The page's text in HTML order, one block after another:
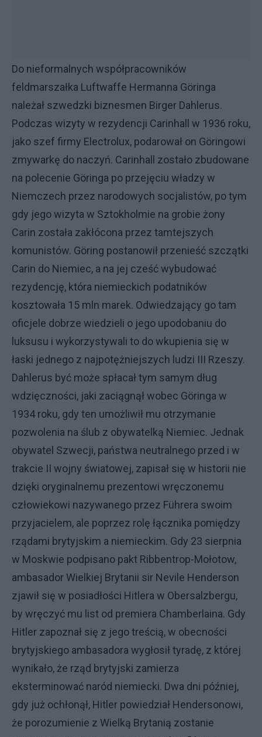
Do nieformalnych współpracowników
feldmarszałka Luftwaffe Hermanna Göringa
należał szwedzki biznesmen Birger Dahlerus.
Podczas wizyty w rezydencji Carinhall w 1936 roku,
jako szef firmy Electrolux, podarował on Göringowi
zmywarkę do naczyń. Carinhall zostało zbudowane
na polecenie Göringa po przejęciu władzy w
Niemczech przez narodowych socjalistów, po tym
gdy jego wizyta w Sztokholmie na grobie żony
Carin została zakłócona przez tamtejszych
komunistów. Göring postanowił przenieść szczątki
Carin do Niemiec, a na jej cześć wybudować
rezydencję, która niemieckich podatników
kosztowała 15 mln marek. Odwiedzający go tam
oficjele dobrze wiedzieli o jego upodobaniu do
luksusu i wykorzystywali to do wkupienia się w
łaski jednego z najpotężniejszych ludzi III Rzeszy.
Dahlerus być może spłacał tym samym dług
wdzięczności, jaki zaciągnął wobec Göringa w
1934 roku, gdy ten umożliwił mu otrzymanie
pozwolenia na ślub z obywatelką Niemiec. Jednak
obywatel Szwecji, państwa neutralnego przed i w
trakcie II wojny światowej, zapisał się w historii nie
dzięki oryginalnemu prezentowi wręczonemu
człowiekowi nazywanego przez Führera swoim
przyjacielem, ale poprzez rolę łącznika pomiędzy
rządami brytyjskim a niemieckim. Gdy 23 sierpnia
w Moskwie podpisano pakt Ribbentrop-Mołotow,
ambasador Wielkiej Brytanii sir Nevile Henderson
zjawił się w posiadłości Hitlera w Obersalzbergu,
by wręczyć mu list od premiera Chamberlaina. Gdy
Hitler zapoznał się z jego treścią, w obecności
brytyjskiego ambasadora wygłosił tyradę, z której
wynikało, że rząd brytyjski zamierza
eksterminować naród niemiecki. Dwa dni później,
gdy już ochłonął, Hitler powiedział Hendersonowi,
że porozumienie z Wielką Brytanią zostanie